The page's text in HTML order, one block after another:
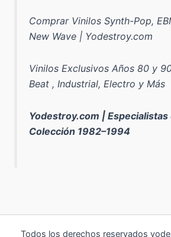
Comprar Vinilos Synth-Pop,
New Wave | Yodestroy.com
Vinilos Exclusivos Años 80 y
Beat , Industrial, Electro y Más
Yodestroy.com | Especialistas
Colección 1982–1994
Todos los derechos reservados